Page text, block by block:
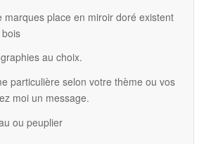
marques place en miroir doré existent
au choix.
particulière selon votre thème ou vos
moi un message.
ou peuplier